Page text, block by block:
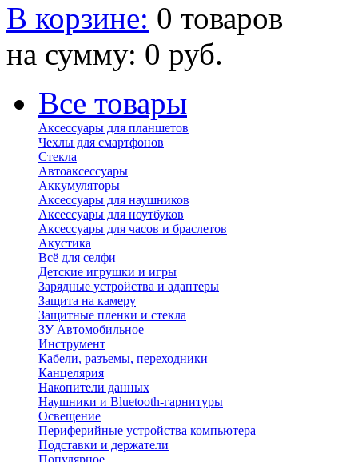
В корзине: 0 товаров
на сумму: 0 руб.
Все товары
Аксессуары для планшетов
Чехлы для смартфонов
Стекла
Автоаксессуары
Аккумуляторы
Аксессуары для наушников
Аксессуары для ноутбуков
Аксессуары для часов и браслетов
Акустика
Всё для селфи
Детские игрушки и игры
Зарядные устройства и адаптеры
Защита на камеру
Защитные пленки и стекла
ЗУ Автомобильное
Инструмент
Кабели, разъемы, переходники
Канцелярия
Накопители данных
Наушники и Bluetooth-гарнитуры
Освещение
Периферийные устройства компьютера
Подставки и держатели
Популярное